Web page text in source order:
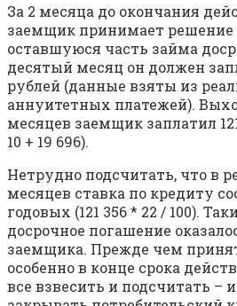
За 2 месяца до окончания
заемщик принимает решение
оставшуюся часть займа
десятый месяц он должен
рублей (данные взяты из
аннуитетных платежей).
месяцев заемщик заплатил
10 + 19 696).
Нетрудно подсчитать, что в
месяцев ставка по кредиту
годовых (121 356 * 22 / 100).
досрочное погашение
заемщика. Прежде чем
особенно в конце срока
все взвесить и подсчитать –